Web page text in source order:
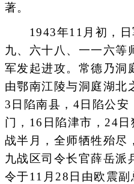
著。
1943年11月初，日
九、六十八、一一六等
军发起进攻。常德乃洞
由鄂南江陵与洞庭湖北
3日陷南县，4日陷公
门，16日陷津市，24
战半月，全师牺牲殆尽
九战区司令长官薛岳派
令于11月28日由欧震